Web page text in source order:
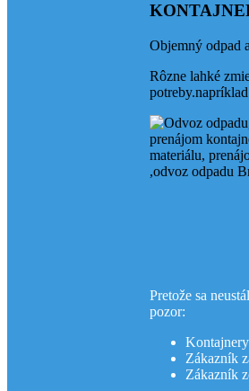
Objemný odpad
Rôzne lahké
Pretože sa
pozor:
Zákazník
Zákazník